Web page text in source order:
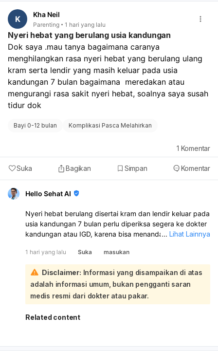
K Kha Neil
Parenting 1 hari yang lalu
Nyeri hebat yang berulang usia kandungan
Dok saya .mau tanya bagaimana caranya
menghilangkan rasa nyeri hebat yang berulang ulang
kram serta lendir yang masih keluar pada usia
kandungan 7 bulan bagaimana  meredakan atau
mengurangi rasa sakit nyeri hebat, soalnya saya susah
tidur dok
Bayi 0-12 bulan Komplikasi Pasca Melahirkan
Suka Bagikan Simpan Komentar
1 Komentar
Hello Sehat AI
Nyeri hebat berulang disertai kram dan lendir keluar pada
usia kandungan 7 bulan perlu diperiksa segera ke dokter
kandungan atau IGD, karena bisa menandakan kontraksi
kalau nyerinya makin sering, teratur, atau disertai keluar
cairan/pendarahan. Untuk sementara, Anda bisa coba
istirahat miring ke kiri, atur napas pelan, minum air cukup,
dan hindari aktivitas berat. Kompres hangat ringan di
punggung juga bisa membantu, tetapi jangan minum obat
nyeri sembarangan tanpa anjuran dokter. Jika ada
perdarahan, air ketuban merembes, gerak janin
... Lihat Lainnya
1 hari yang lalu Suka masukan
Disclaimer: Informasi yang disampaikan di atas
adalah informasi umum, bukan pengganti saran
medis resmi dari dokter atau pakar.
Related content